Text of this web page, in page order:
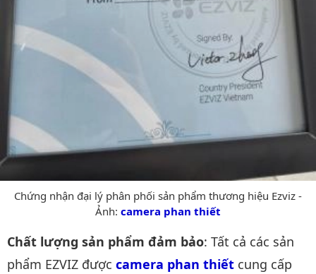
Chứng nhận đại lý phân phối sản phẩm thương hiệu Ezviz -
Ảnh: camera phan thiết
Chất lượng sản phẩm đảm bảo: Tất cả các sản
phẩm EZVIZ được camera phan thiết cung cấp